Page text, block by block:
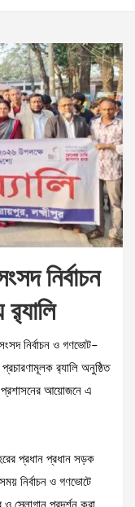
নির্বাচন
নির্বাচন ও গণভোট–
প্রচারণামূলক র‍্যালি অনুষ্ঠিত
প্রশাসনের আয়োজনে এ
প্রধান প্রধান সড়ক
নির্বাচন ও গণভোটে